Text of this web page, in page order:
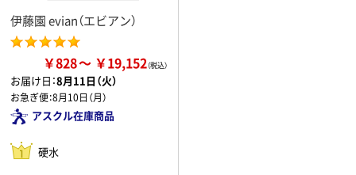
伊藤園 evian（エビアン）
￥828 ￥19,152
お届け日：8月11日（火）
お急ぎ便：8月10日（月）
アスクル在庫商品
硬水